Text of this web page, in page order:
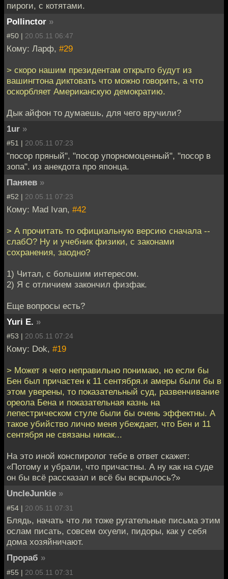
пироги, с котятами.
Pollinctor »
#50 | 20.05.11 06:47
Кому: Ларф, #29
> скоро нашим президентам открыто будут из
вашингтона диктовать что можно говорить, а что
оскорбляет Американскую демократию.
Дык айфон то думаешь, для чего вручили?
1ur »
#51 | 20.05.11 07:23
"посор пряный", "посор упорномоценный", "посор в
зопа". из анекдота про японца.
Паняев »
#52 | 20.05.11 07:23
Кому: Mad Ivan, #42
> А прочитать то официальную версию сначала --
слабО? Ну и учебник физики, с законами
сохранения, заодно?
1) Читал, с большим интересом.
2) Я с отличием закончил физфак.
Еще вопросы есть?
Yuri E. »
#53 | 20.05.11 07:24
Кому: Dok, #19
> Может я чего неправильно понимаю, но если бы
Бен был причастен к 11 сентября.и амеры были бы в
этом уверены, то показательный суд, развенчивание
ореола Бена и показательная казнь на
лепестрическом стуле были бы очень эффектны. А
такое убийство лично меня убеждает, что Бен и 11
сентября не связаны никак...
На это иной конспиролог тебе в ответ скажет:
«Потому и убрали, что причастны. А ну как на суде
он бы всё рассказал и всё бы вскрылось?»
UncleJunkie »
#54 | 20.05.11 07:31
Блядь, начать что ли тоже ругательные письма этим
ослам писать, совсем охуели, пидоры, как у себя
дома хозяйничают.
Прораб »
#55 | 20.05.11 07:31